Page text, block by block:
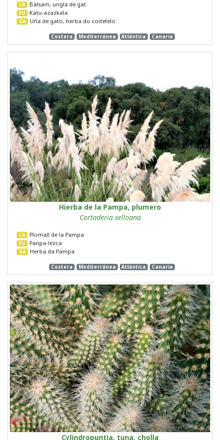
CA Bàlsam, ungla de gat
EU Katu-azazkala
GA Uña de gato, herba do coitetelo
Costera Mediterránea Atlántica Canaria
Hierba de la Pampa, plumero
Cortaderia selloana
CA Plomall de la Pampa
EU Panpa-lezca
GA Herba da Pampa
Costera Mediterránea Atlántica Canaria
Cylindropuntia, tuna, cholla